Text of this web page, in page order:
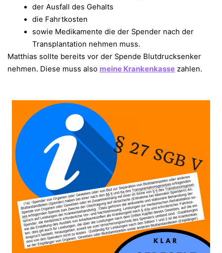
der Ausfall des Gehalts
die Fahrtkosten
sowie Medikamente die der Spender nach der
Transplantation nehmen muss.
Matthias sollte bereits vor der Spende Blutdrucksenker
nehmen. Diese muss also meine Krankenkasse zahlen.